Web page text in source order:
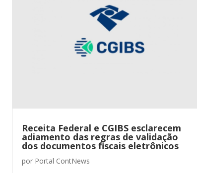
Receita Federal e CGIBS esclarecem
adiamento das regras de validação
dos documentos fiscais eletrônicos
por Portal ContNews